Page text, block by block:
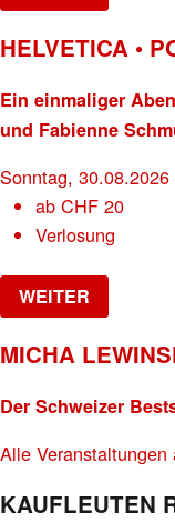
HELVETICA •
Ein einmaliger
und Fabienne
Sonntag, 30.08.2026
abCHF 20
Verlosung
WEITER
MICHA
Der Schweizer
Alle Veranstaltungen
KAUFLEUTEN